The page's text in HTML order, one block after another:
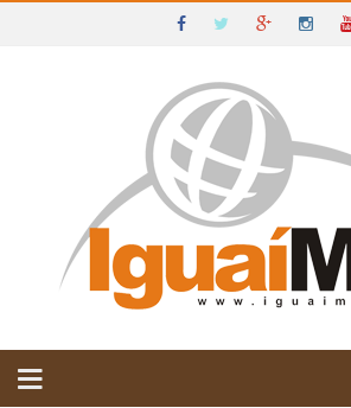
IGUAÍ E SUDOESTE DA BAHIA